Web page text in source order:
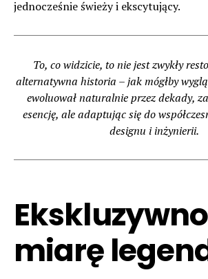
jednocześnie świeży i ekscytujący.
To, co widzicie, to nie jest zwykły
alternatywna historia – jak mógłby
ewoluował naturalnie przez dekady,
esencję, ale adaptując się do
designu i inżynierii.
miarę